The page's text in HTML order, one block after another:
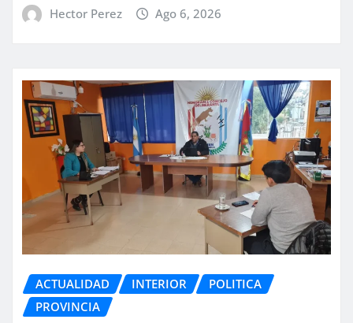
Hector Perez Ago 6, 2026
ACTUALIDAD INTERIOR
POLITICA
PROVINCIA